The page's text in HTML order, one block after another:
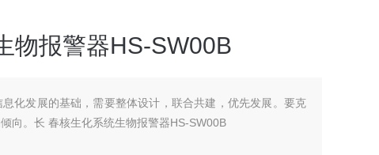
物报警器HS-SW00B
化发展的基础，需要整体设计，联合共建，优先发展。要克
向。长 春核生化系统生物报警器HS-SW00B